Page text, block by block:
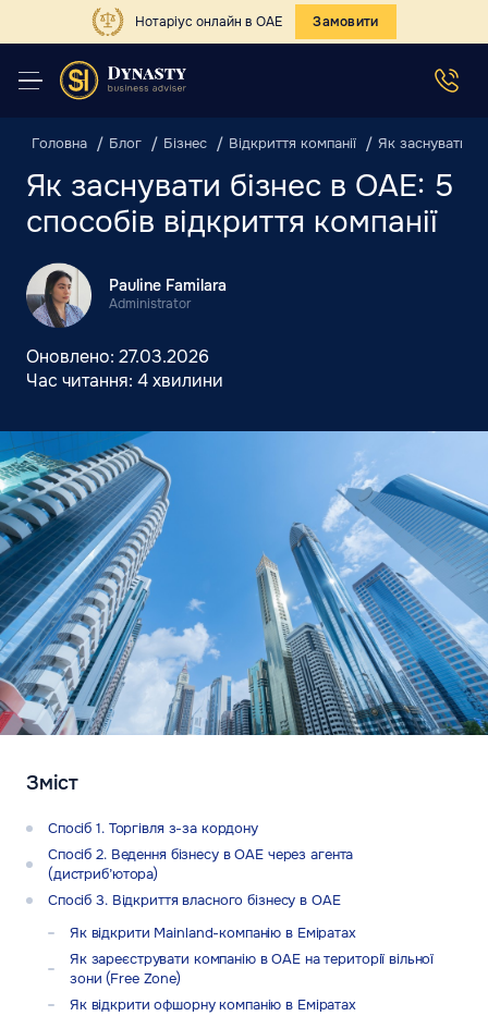
Нотаріус онлайн в ОАЕ Замовити
Головна Блог Бізнес Відкриття компанії Як заснувати
Як заснувати бізнес в ОАЕ: 5
способів відкриття компанії
Pauline Familara
Administrator
Оновлено: 27.03.2026
Час читання: 4 хвилини
Зміст
Спосіб 1. Торгівля з-за кордону
Спосіб 2. Ведення бізнесу в ОАЕ через агента
(дистриб’ютора)
Спосіб 3. Відкриття власного бізнесу в ОАЕ
Як відкрити Mainland-компанію в Еміратах
Як зареєструвати компанію в ОАЕ на території вільної
зони (Free Zone)
Як відкрити офшорну компанію в Еміратах